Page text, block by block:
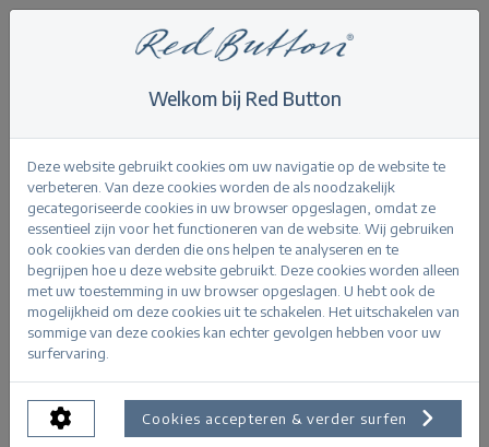
Never out of stock > Jimmy deepblue
Terug
Welkom bij Red Button
Deze website gebruikt cookies om uw navigatie op de website te
verbeteren. Van deze cookies worden de als noodzakelijk
gecategoriseerde cookies in uw browser opgeslagen, omdat ze
essentieel zijn voor het functioneren van de website. Wij gebruiken
ook cookies van derden die ons helpen te analyseren en te
begrijpen hoe u deze website gebruikt. Deze cookies worden alleen
met uw toestemming in uw browser opgeslagen. U hebt ook de
mogelijkheid om deze cookies uit te schakelen. Het uitschakelen van
sommige van deze cookies kan echter gevolgen hebben voor uw
surfervaring.
Cookies accepteren & verder surfen